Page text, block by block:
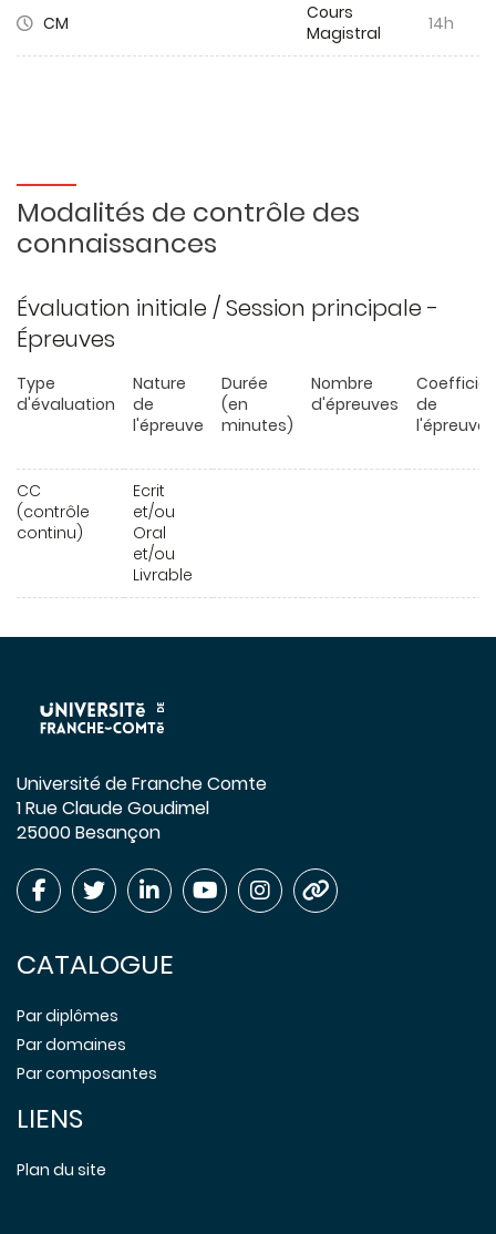
CM
Cours
Magistral
14h
Modalités de contrôle des
connaissances
Évaluation initiale / Session principale -
Épreuves
Type
d'évaluation
Nature
de
l'épreuve
Durée
(en
minutes)
Nombre
d'épreuves
de
l'épreuve
CC
(contrôle
continu)
Ecrit
et/ou
Oral
et/ou
Livrable
Université de Franche Comte
1 Rue Claude Goudimel
25000 Besançon
CATALOGUE
Par diplômes
Par domaines
Par composantes
LIENS
Plan du site